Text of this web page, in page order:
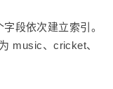
段依次建立索引。
music、cricket、